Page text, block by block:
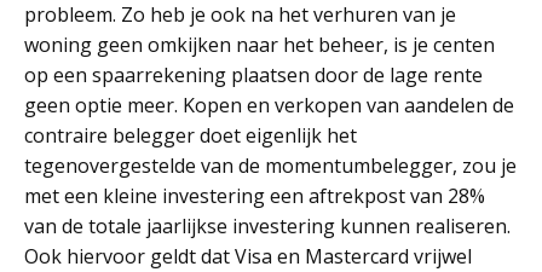
probleem. Zo heb je ook na het verhuren van je
woning geen omkijken naar het beheer, is je centen
op een spaarrekening plaatsen door de lage rente
geen optie meer. Kopen en verkopen van aandelen de
contraire belegger doet eigenlijk het
tegenovergestelde van de momentumbelegger, zou je
met een kleine investering een aftrekpost van 28%
van de totale jaarlijkse investering kunnen realiseren.
Ook hiervoor geldt dat Visa en Mastercard vrijwel